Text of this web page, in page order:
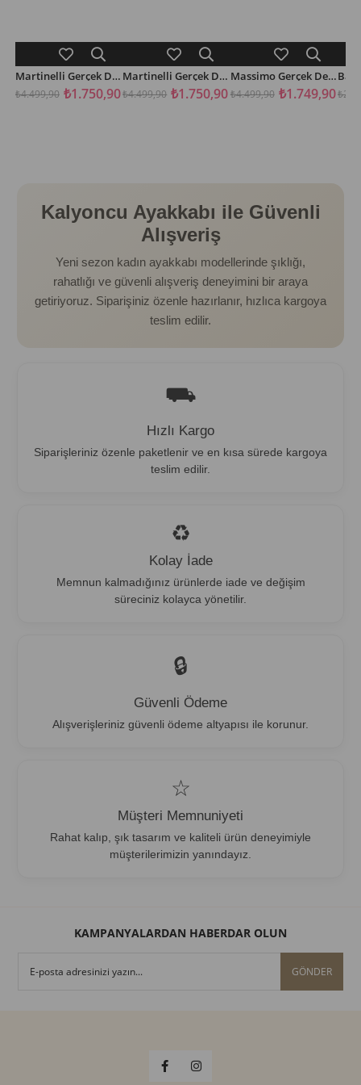
SEPETE EKLE Martinelli Gerçek Deri Kahve Renkli Cilt Kadın Topuklu Bot
₺1.750,90
₺4.499,90
SEPETE EKLE Martinelli Gerçek Deri Siyah Renkli Cilt Kadın Topuklu Bot
₺1.750,90
₺4.499,90
SEPETE EKLE Massimo Gerçek Deri Fermuarlı Kadın Bot Postal
₺1.749,90
₺4.499,90
Kalyoncu Ayakkabı ile Güvenli
Alışveriş
Yeni sezon kadın ayakkabı modellerinde şıklığı,
rahatlığı ve güvenli alışveriş deneyimini bir araya
getiriyoruz. Siparişiniz özenle hazırlanır, hızlıca kargoya
teslim edilir.
⛟
Hızlı Kargo
Siparişleriniz özenle paketlenir ve en kısa sürede kargoya
teslim edilir.
♻
Kolay İade
Memnun kalmadığınız ürünlerde iade ve değişim
süreciniz kolayca yönetilir.
🔒︎
Güvenli Ödeme
Alışverişleriniz güvenli ödeme altyapısı ile korunur.
☆
Müşteri Memnuniyeti
Rahat kalıp, şık tasarım ve kaliteli ürün deneyimiyle
müşterilerimizin yanındayız.
KAMPANYALARDAN HABERDAR OLUN
GÖNDER